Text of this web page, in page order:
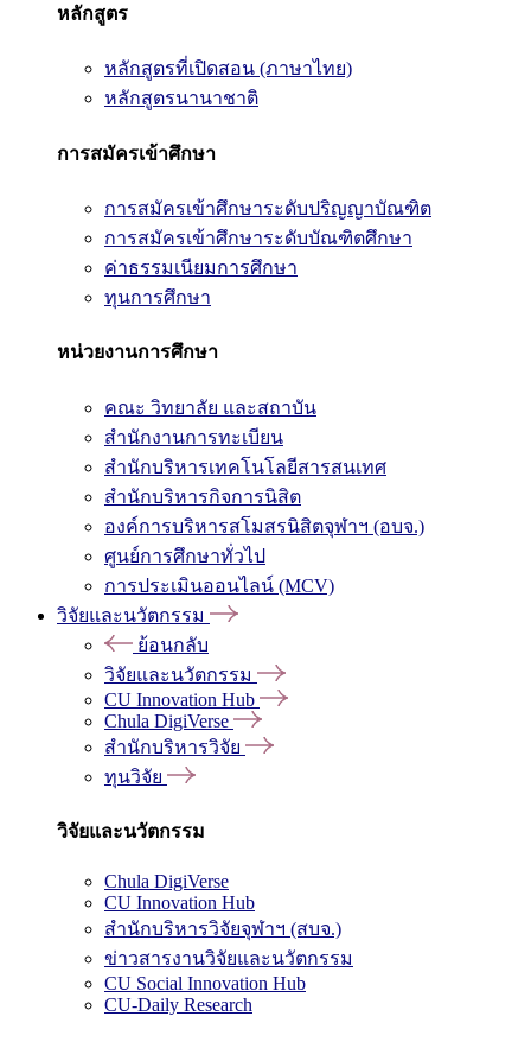
หลักสูตร
หลักสูตรที่เปิดสอน (ภาษาไทย)
หลักสูตรนานาชาติ
การสมัครเข้าศึกษา
การสมัครเข้าศึกษาระดับปริญญาบัณฑิต
การสมัครเข้าศึกษาระดับบัณฑิตศึกษา
ค่าธรรมเนียมการศึกษา
ทุนการศึกษา
หน่วยงานการศึกษา
คณะ วิทยาลัย และสถาบัน
สำนักงานการทะเบียน
สำนักบริหารเทคโนโลยีสารสนเทศ
สำนักบริหารกิจการนิสิต
องค์การบริหารสโมสรนิสิตจุฬาฯ (อบจ.)
ศูนย์การศึกษาทั่วไป
การประเมินออนไลน์ (MCV)
วิจัยและนวัตกรรม
ย้อนกลับ
วิจัยและนวัตกรรม
CU Innovation Hub
Chula DigiVerse
สำนักบริหารวิจัย
ทุนวิจัย
วิจัยและนวัตกรรม
Chula DigiVerse
CU Innovation Hub
สำนักบริหารวิจัยจุฬาฯ (สบจ.)
ข่าวสารงานวิจัยและนวัตกรรม
CU Social Innovation Hub
CU-Daily Research